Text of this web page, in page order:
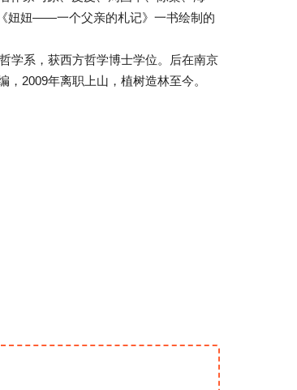
妞妞——一个父亲的札记》一书绘制的
系，获西方哲学博士学位。后在南京
2009年离职上山，植树造林至今。